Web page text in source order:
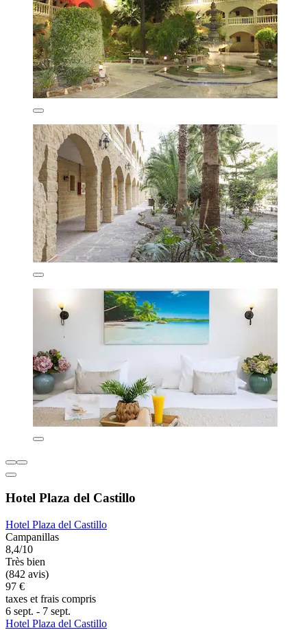
Hotel Plaza del Castillo
Hotel Plaza del Castillo
Campanillas
8,4/10
Très bien
(842 avis)
97 €
taxes et frais compris
6 sept. - 7 sept.
Hotel Plaza del Castillo